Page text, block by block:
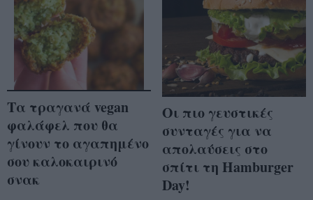
Τα τραγανά vegan
φαλάφελ που θα
γίνουν το αγαπημένο
σου καλοκαιρινό
σνακ
Οι πιο γευστικές
συνταγές για να
απολαύσεις στο
σπίτι τη Hamburger
Day!